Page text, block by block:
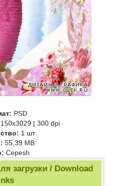
PSD
| 300 dpi
1 шт
55,39 MB
Cepesh
загрузки / Download